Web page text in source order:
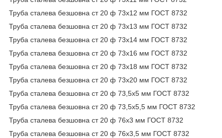
Труба сталева безшовна ст 20 ф 73х12 мм ГОСТ 8732
Труба сталева безшовна ст 20 ф 73х13 мм ГОСТ 8732
Труба сталева безшовна ст 20 ф 73х14 мм ГОСТ 8732
Труба сталева безшовна ст 20 ф 73х16 мм ГОСТ 8732
Труба сталева безшовна ст 20 ф 73х18 мм ГОСТ 8732
Труба сталева безшовна ст 20 ф 73х20 мм ГОСТ 8732
Труба сталева безшовна ст 20 ф 73,5х5 мм ГОСТ 8732
Труба сталева безшовна ст 20 ф 73,5х5,5 мм ГОСТ 8732
Труба сталева безшовна ст 20 ф 76х3 мм ГОСТ 8732
Труба сталева безшовна ст 20 ф 76х3,5 мм ГОСТ 8732